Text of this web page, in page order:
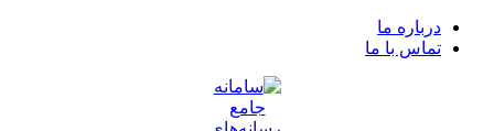
درباره ما
تماس با ما